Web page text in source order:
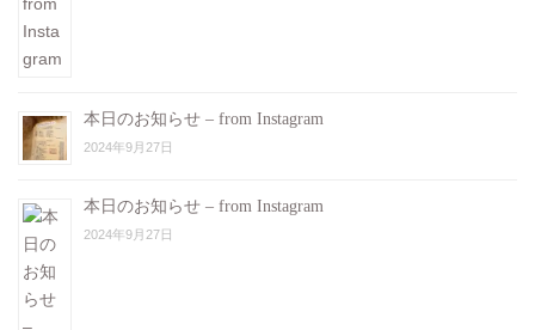
本日のお知らせ – from Instagram
2024年9月27日
本日のお知らせ – from Instagram
2024年9月27日